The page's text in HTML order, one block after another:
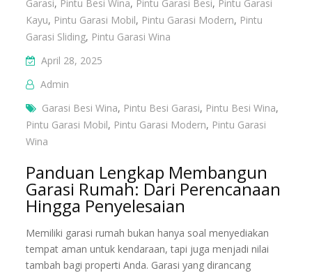
Garasi, Pintu Besi Wina, Pintu Garasi Besi, Pintu Garasi
Kayu, Pintu Garasi Mobil, Pintu Garasi Modern, Pintu
Garasi Sliding, Pintu Garasi Wina
April 28, 2025
Admin
Garasi Besi Wina, Pintu Besi Garasi, Pintu Besi Wina,
Pintu Garasi Mobil, Pintu Garasi Modern, Pintu Garasi
Wina
Panduan Lengkap Membangun
Garasi Rumah: Dari Perencanaan
Hingga Penyelesaian
Memiliki garasi rumah bukan hanya soal menyediakan
tempat aman untuk kendaraan, tapi juga menjadi nilai
tambah bagi properti Anda. Garasi yang dirancang